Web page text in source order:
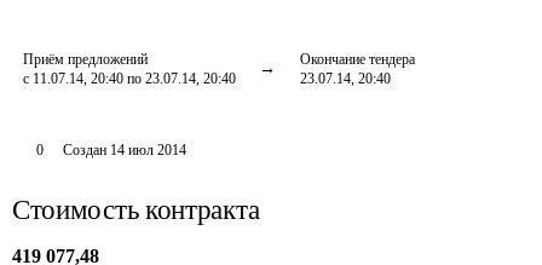
Приём предложений
с 11.07.14, 20:40 по 23.07.14, 20:40
Окончание тендера
23.07.14, 20:40
0 Создан 14 июл 2014
Стоимость контракта
419 077,48